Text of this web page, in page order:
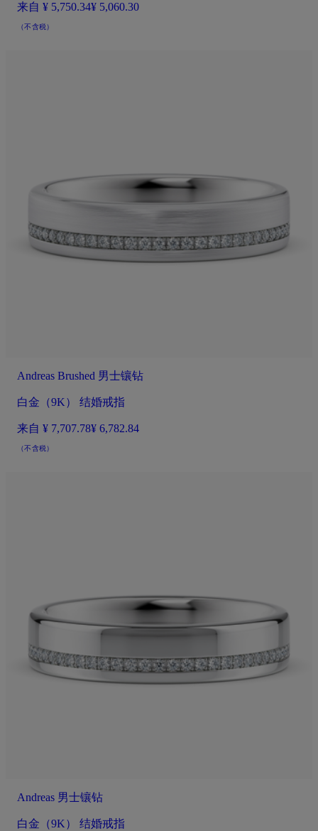
来自 ¥ 5,750.34¥ 5,060.30
（不含税）
Andreas Brushed 男士镶钻
白金（9K） 结婚戒指
来自 ¥ 7,707.78¥ 6,782.84
（不含税）
Andreas 男士镶钻
白金（9K） 结婚戒指